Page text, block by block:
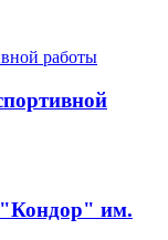
"Кондор" им.